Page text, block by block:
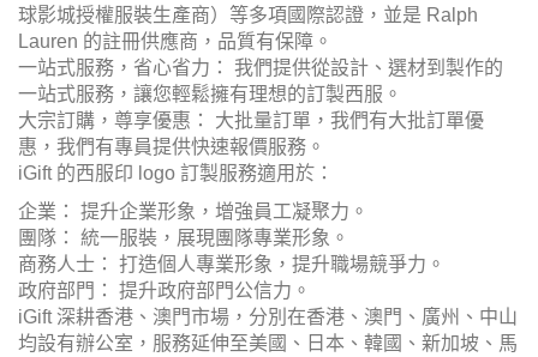
球影城授權服裝生產商）等多項國際認證，並是 Ralph
Lauren 的註冊供應商，品質有保障。
一站式服務，省心省力： 我們提供從設計、選材到製作的
一站式服務，讓您輕鬆擁有理想的訂製西服。
大宗訂購，尊享優惠： 大批量訂單，我們有大批訂單優
惠，我們有專員提供快速報價服務。
iGift 的西服印 logo 訂製服務適用於：
企業： 提升企業形象，增強員工凝聚力。
團隊： 統一服裝，展現團隊專業形象。
商務人士： 打造個人專業形象，提升職場競爭力。
政府部門： 提升政府部門公信力。
iGift 深耕香港、澳門市場，分別在香港、澳門、廣州、中山
均設有辦公室，服務延伸至美國、日本、韓國、新加坡、馬